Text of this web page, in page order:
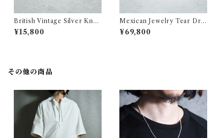
British Vintage Silver Knot
Motif Ring イギリス ヴィン
テージ シルバー ノット モチー
¥15,800
Mexican Jewelry Tear Dro
p Bracelet メキシカンジュエ
リー ティアドロップ ブレスレ
¥69,800
その他の商品